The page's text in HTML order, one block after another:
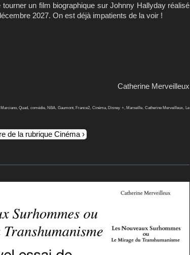
un film biographique sur Johnny Hallyday réalisé
2027. On est déjà impatients de la voir !
Catherine Merveilleux
Quad, comédie, NBA, Gaumont, France2, Cinéma, Disney +, Marseille, Catherine Merveilleux, Le
de la rubrique Cinéma